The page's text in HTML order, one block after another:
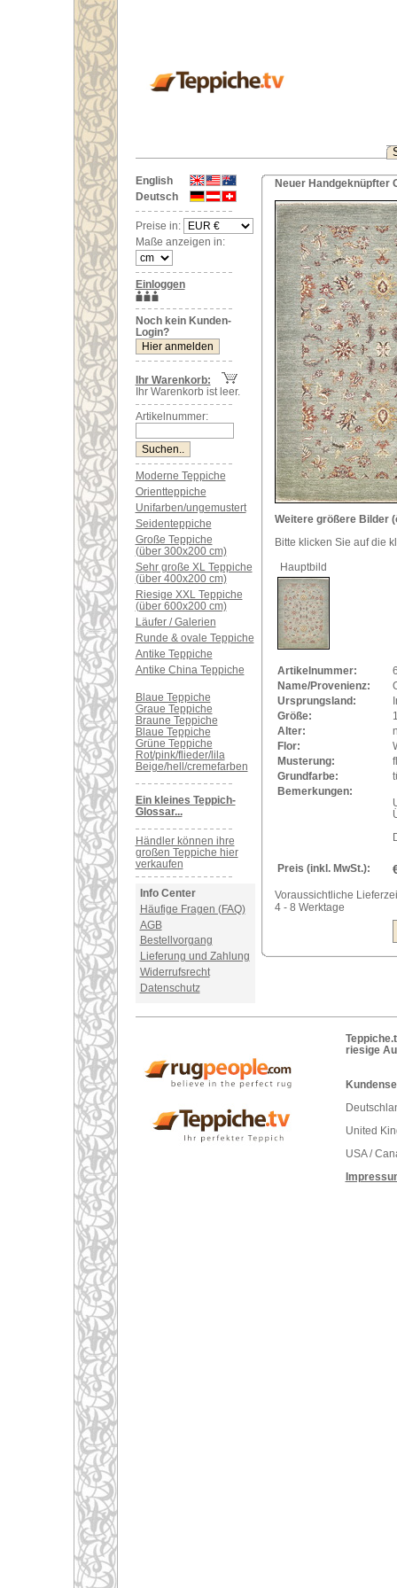
English
Deutsch
Preise in:
Maße anzeigen in:
Einloggen
Noch kein Kunden-
Login?
Ihr Warenkorb:
Ihr Warenkorb ist leer.
Artikelnummer:
Moderne Teppiche
Orientteppiche
Unifarben/ungemustert
Seidenteppiche
Große Teppiche
(über 300x200 cm)
Sehr große XL Teppiche
(über 400x200 cm)
Riesige XXL Teppiche
(über 600x200 cm)
Läufer / Galerien
Runde & ovale Teppiche
Antike Teppiche
Antike China Teppiche
Blaue Teppiche
Graue Teppiche
Braune Teppiche
Blaue Teppiche
Grüne Teppiche
Rot/pink/flieder/lila
Beige/hell/cremefarben
Ein kleines Teppich-
Glossar...
Händler können ihre
großen Teppiche hier
verkaufen
Info Center
Häufige Fragen (FAQ)
AGB
Bestellvorgang
Lieferung und Zahlung
Widerrufsrecht
Datenschutz
Neuer Handgeknüpfter
Weitere größere Bilder
Bitte klicken Sie auf die
Hauptbild
Artikelnummer:
Name/Provenienz:
Ursprungsland:
Größe:
Alter:
Flor:
Musterung:
Grundfarbe:
Bemerkungen:
Preis (inkl. MwSt.):
Voraussichtliche
4 - 8 Werktage
riesige
United
USA /